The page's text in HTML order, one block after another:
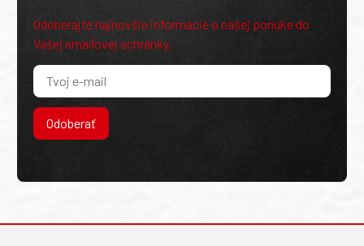
Odoberajte najnovšie informácie o našej ponuke do
Vašej emailovej schránky.
Odoberať